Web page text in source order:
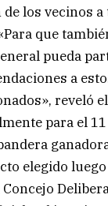
los vecinos a
que
pueda
a
reveló
para el
elegido